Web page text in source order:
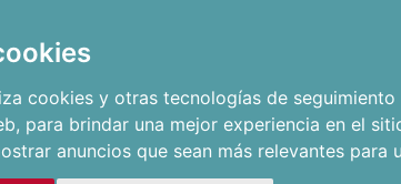
cookies y otras tecnologías de
, para brindar una mejor experiencia en el
anuncios que sean más relevantes para